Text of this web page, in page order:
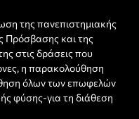
της πανεπιστημιακής
Πρόσβασης και της
στις δράσεις που
η παρακολούθηση
όλων των επωφελών
φύσης-για τη διάθεση